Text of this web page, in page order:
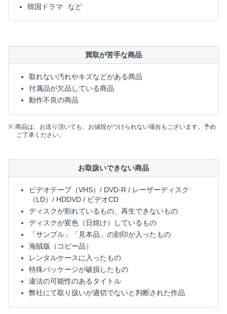
韓国ドラマ
買取が苦手な商品
取れない汚れやキズなどがある商品
付属品が欠品している商品
動作不良の商品
商品は、お送り頂いても、お値段がつけられない場合もございます。予め
ご了承ください。
お取扱いできない商品
ビデオテープ（VHS）/ DVD-R / レーザーディスク
（LD）/ HDDVD / ビデオCD
ディスクが割れているもの、再生できないもの
ディスクが変色（日焼け）しているもの
「サンプル」「見本品」の刻印が入ったもの
海賊版（コピー品）
レンタルケースに入ったもの
特殊パッケージが破損したもの
違法の可能性のあるタイトル
弊社にて取り扱いが適切でないと判断された作品